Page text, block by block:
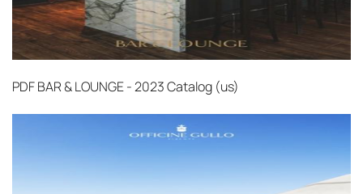
PDFBAR & LOUNGE - 2023 Catalog (us)‎